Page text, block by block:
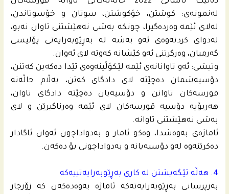
له‌نمونه‌ى: كوشتن، خۆكوشتن، سوتان و خۆسوتاندن،
لەلای ئێمە وەردەگیرا، چونکە به‌شى نەهێشتنی تاوان نه‌بو،
له‌دواى كردنه‌وه‌ى ئه‌و به‌شه‌ له‌ به‌ڕێوبەرایەتی پۆلیسی
گەرمیان، وەرگرتنی ئەو کێشانە كه‌وته‌ لای ئه‌وان.
وتیشی: ئه‌و تاوانانه‌ى ئێمه‌ لێكۆڵینه‌وه‌ى تێدا ده‌كه‌ین كه‌تنن،
دۆسیه‌شمان ده‌چێته‌ لای دادگاى كه‌تن، به‌ڵام حاڵه‌ته‌
قورسه‌كان تاوانن و دۆسیه‌یان ده‌چێته‌ دادگاى تاوان،
هه‌ربۆیه‌ دۆسیه‌ قورسه‌كان لای ئێمه‌ وه‌رناگیرێن و لای
به‌شى نه‌هێشتنى تاوانه‌.
ئاماژه‌ى به‌وه‌شدا، وەکو ئامار و بەدواداچون ئه‌وان ئاگادار
ده‌كرێنه‌وه‌ له‌و دۆسیه‌یانه‌ و بەدواداچونی بۆ دەکەن.
4. هه‌ڵه‌ تێگه‌یشتن له‌ كارى به‌ڕێوبه‌رایه‌تییه‌كه‌
به‌رپرسانى به‌ڕێوبه‌رایه‌ته‌كه‌ ئاماژه‌ به‌وه‌ده‌كه‌ن كه‌ زۆرجار